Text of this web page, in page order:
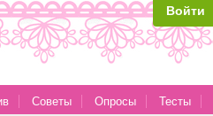
Войти
Советы Опросы Тесты